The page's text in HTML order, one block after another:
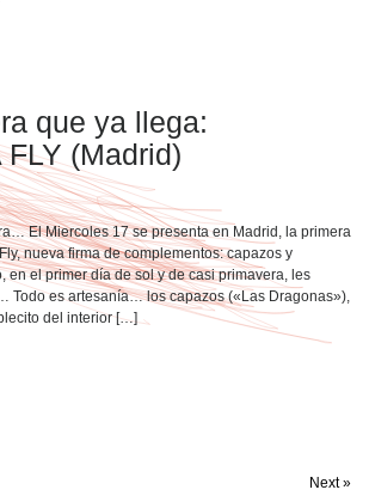
que ya llega:
(Madrid)
El Miercoles 17 se presenta en Madrid, la primera
nueva firma de complementos: capazos y
en el primer día de sol y de casi primavera, les
Todo es artesanía… los capazos («Las Dragonas»),
del interior […]
Next »